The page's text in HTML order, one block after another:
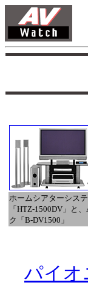
ホームシアターシス
「HTZ-1500DV」と、
ク「B-DV1500」
パイオ